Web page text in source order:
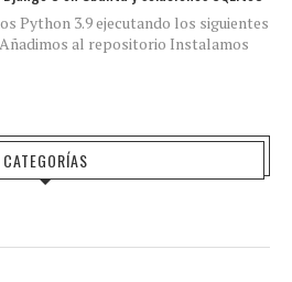
Python 3.9 ejecutando los siguientes
al repositorio Instalamos
CATEGORÍAS